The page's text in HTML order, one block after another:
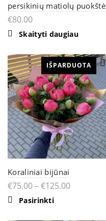
persikinių matiolų puokštė
€80.00
Skaityti daugiau
IŠPARDUOTA
Koraliniai bijūnai
€75.00–€125.00
PasirinktiThis